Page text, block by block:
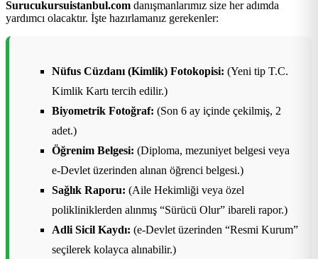
Surucukursuistanbul.com danışmanlarımız size her adımda
yardımcı olacaktır. İşte hazırlamanız gerekenler:
Nüfus Cüzdanı (Kimlik) Fotokopisi: (Yeni tip T.C.
Kimlik Kartı tercih edilir.)
Biyometrik Fotoğraf: (Son 6 ay içinde çekilmiş, 2
adet.)
Öğrenim Belgesi: (Diploma, mezuniyet belgesi veya
e-Devlet üzerinden alınan öğrenci belgesi.)
Sağlık Raporu: (Aile Hekimliği veya özel
polikliniklerden alınmış “Sürücü Olur” ibareli rapor.)
Adli Sicil Kaydı: (e-Devlet üzerinden “Resmi Kurum”
seçilerek kolayca alınabilir.)